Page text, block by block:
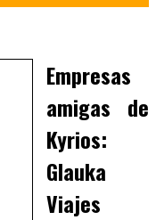
Empresas
amigas de
Kyrios:
Glauka
Viajes